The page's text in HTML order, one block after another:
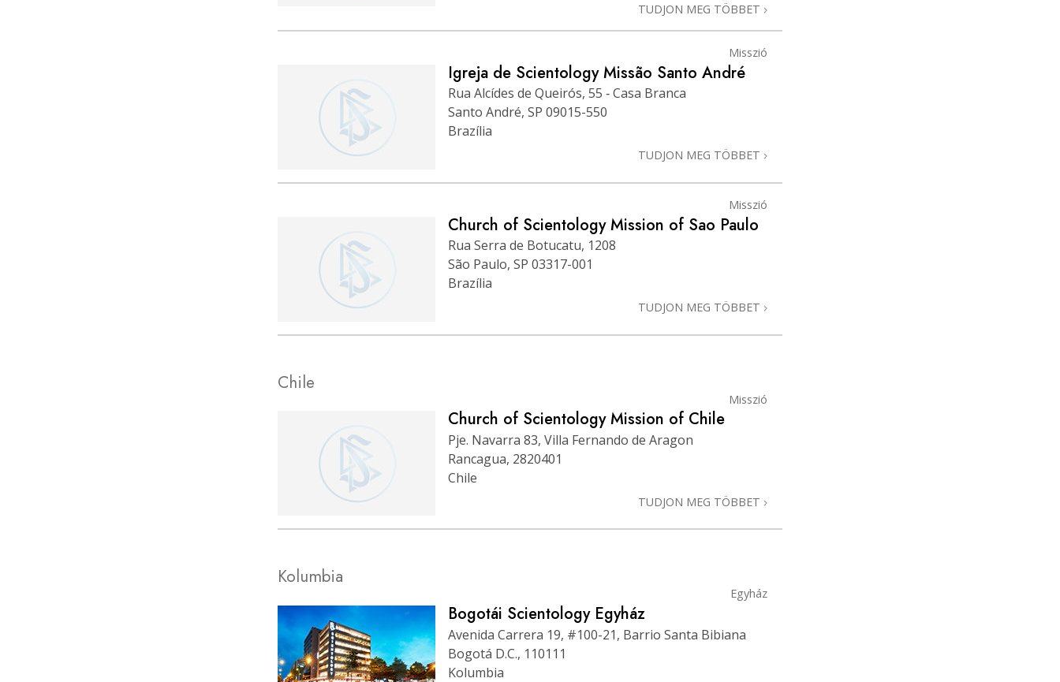
TUDJON MEG TÖBBET
Misszió
Igreja de Scientology Missão Santo André
Rua Alcídes de Queirós, 55 ‑ Casa Branca
Santo André, SP 09015-550
Brazília
TUDJON MEG TÖBBET
Misszió
Church of Scientology Mission of Sao Paulo
Rua Serra de Botucatu, 1208
São Paulo, SP 03317-001
Brazília
TUDJON MEG TÖBBET
Chile
Misszió
Church of Scientology Mission of Chile
Pje. Navarra 83, Villa Fernando de Aragon
Rancagua, 2820401
Chile
TUDJON MEG TÖBBET
Kolumbia
Egyház
Bogotái Scientology Egyház
Avenida Carrera 19, #100-21, Barrio Santa Bibiana
Bogotá D.C., 110111
Kolumbia